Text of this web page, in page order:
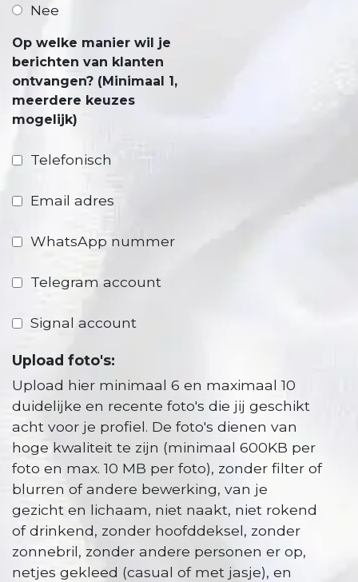
Nee
Op welke manier wil je
berichten van klanten
ontvangen? (Minimaal 1,
meerdere keuzes
mogelijk)
Telefonisch
Email adres
WhatsApp nummer
Telegram account
Signal account
Upload foto's:
Upload hier minimaal 6 en maximaal 10
duidelijke en recente foto's die jij geschikt
acht voor je profiel. De foto's dienen van
hoge kwaliteit te zijn (minimaal 600KB per
foto en max. 10 MB per foto), zonder filter of
blurren of andere bewerking, van je
gezicht en lichaam, niet naakt, niet rokend
of drinkend, zonder hoofddeksel, zonder
zonnebril, zonder andere personen er op,
netjes gekleed (casual of met jasje), en